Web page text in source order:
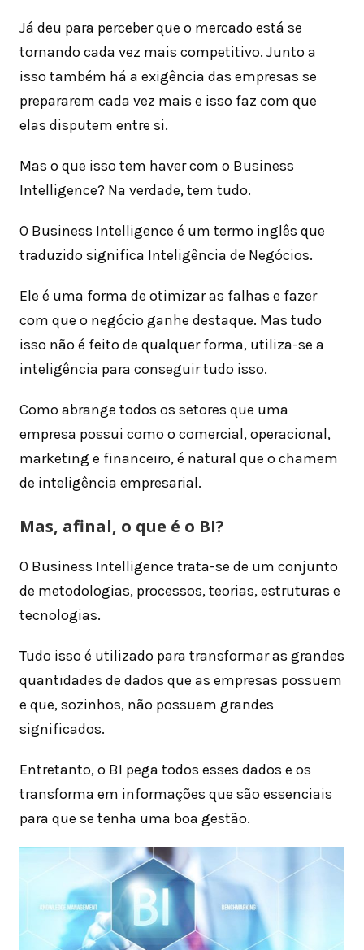
Já deu para perceber que o mercado está se
tornando cada vez mais competitivo. Junto a
isso também há a exigência das empresas se
prepararem cada vez mais e isso faz com que
elas disputem entre si.
Mas o que isso tem haver com o Business
Intelligence? Na verdade, tem tudo.
O Business Intelligence é um termo inglês que
traduzido significa Inteligência de Negócios.
Ele é uma forma de otimizar as falhas e fazer
com que o negócio ganhe destaque. Mas tudo
isso não é feito de qualquer forma, utiliza-se a
inteligência para conseguir tudo isso.
Como abrange todos os setores que uma
empresa possui como o comercial, operacional,
marketing e financeiro, é natural que o chamem
de inteligência empresarial.
Mas, afinal, o que é o BI?
O Business Intelligence trata-se de um conjunto
de metodologias, processos, teorias, estruturas e
tecnologias.
Tudo isso é utilizado para transformar as grandes
quantidades de dados que as empresas possuem
e que, sozinhos, não possuem grandes
significados.
Entretanto, o BI pega todos esses dados e os
transforma em informações que são essenciais
para que se tenha uma boa gestão.